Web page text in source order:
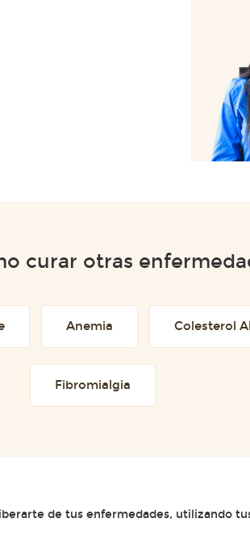
curar otras
Anemia Colesterol
Fibromialgia
de tus enfermedades, utilizando